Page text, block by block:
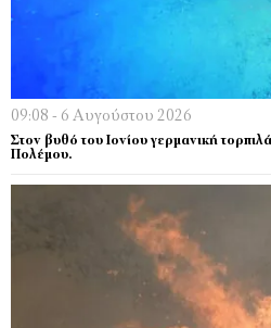
09:08 - 6 Αυγούστου 2026
Στον βυθό του Ιονίου γερμανική
Πολέμου.